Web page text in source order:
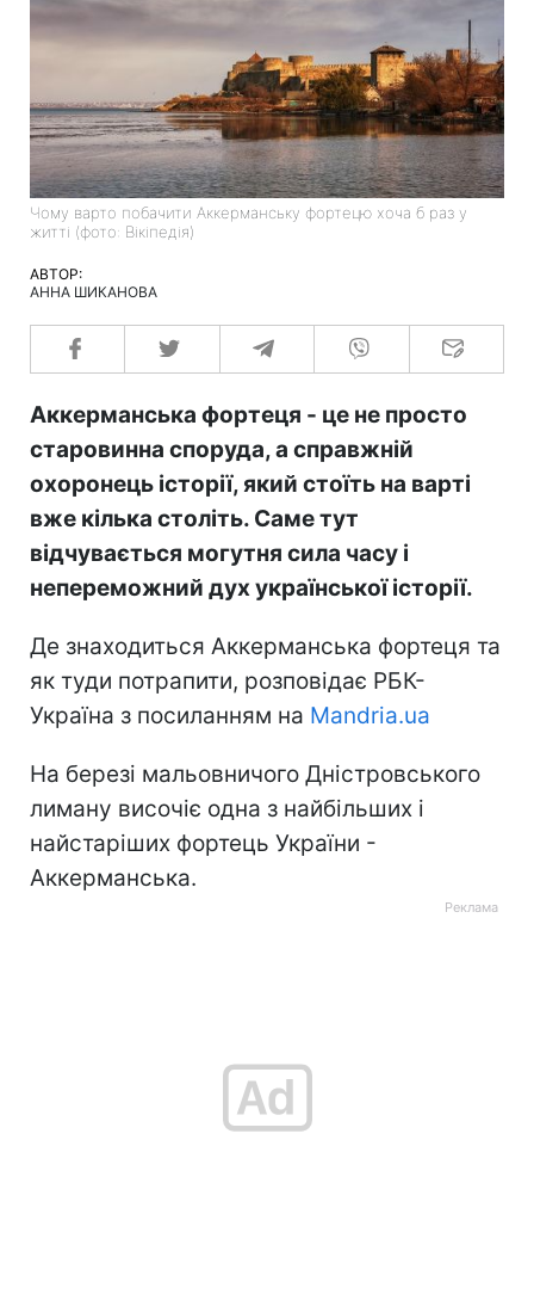
Чому варто побачити Аккерманську фортецю хоча б раз у
житті (фото: Вікіпедія)
АВТОР:
АННА ШИКАНОВА
Аккерманська фортеця - це не просто
старовинна споруда, а справжній
охоронець історії, який стоїть на варті
вже кілька століть. Саме тут
відчувається могутня сила часу і
непереможний дух української історії.
Де знаходиться Аккерманська фортеця та
як туди потрапити, розповідає РБК-
Україна з посиланням на Mandria.ua
На березі мальовничого Дністровського
лиману височіє одна з найбільших і
найстаріших фортець України -
Аккерманська.